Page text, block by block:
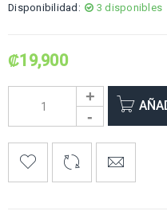
Disponibilidad: 3 disponibles
₡19,900